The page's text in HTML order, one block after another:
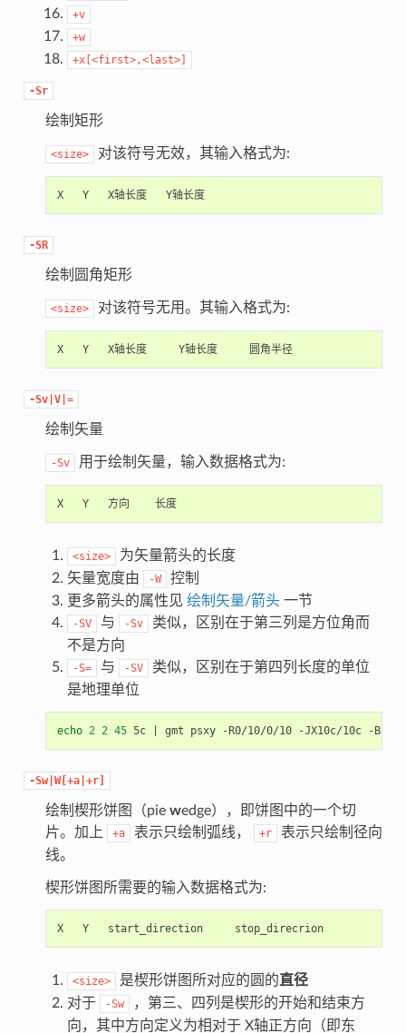
+v
+w
+x[<first>,<last>]
-Sr
绘制矩形
<size> 对该符号无效，其输入格式为:
X   Y   X轴长度   Y轴长度
-SR
绘制圆角矩形
<size> 对该符号无用。其输入格式为:
X   Y   X轴长度     Y轴长度     圆角半径
-Sv|V|=
绘制矢量
-Sv 用于绘制矢量，输入数据格式为:
X   Y   方向    长度
<size>
为矢量箭头的长度
矢量宽度由
-W
控制
更多箭头的属性见 绘制矢量/箭头一节
-SV 与 -Sv
类似，区别在于第三列是方位角而
不是方向
-S= 与 -SV
类似，区别在于第四列长度的单位
是地理单位
echo 2 2 45 5c
-Sw|W[+a|+r]
绘制楔形饼图（pie wedge），即饼图中的一个切
片。加上
+a 表示只绘制弧线， +r
表示只绘制径向
线。
楔形饼图所需要的输入数据格式为:
X   Y   start_direction     stop_direcrion
<size> 是楔形饼图所对应的圆的直径
对于
-Sw
，第三、四列是楔形的开始和结束方
向，其中方向定义为相对于 X轴正方向（即东